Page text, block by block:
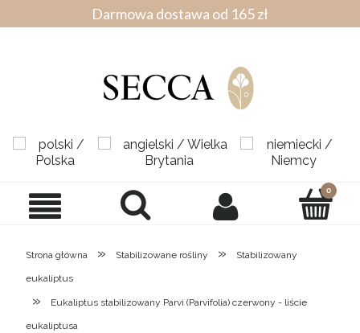
Darmowa dostawa od 165 zł
Strona główna » Stabilizowane rośliny » Stabilizowany
eukaliptus
» Eukaliptus stabilizowany Parvi (Parvifolia) czerwony - liście
eukaliptusa